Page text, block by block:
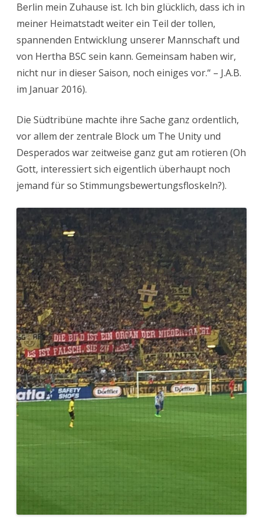
Berlin mein Zuhause ist. Ich bin glücklich, dass ich in
meiner Heimatstadt weiter ein Teil der tollen,
spannenden Entwicklung unserer Mannschaft und
von Hertha BSC sein kann. Gemeinsam haben wir,
nicht nur in dieser Saison, noch einiges vor.“ – J.A.B.
im Januar 2016).
Die Südtribüne machte ihre Sache ganz ordentlich,
vor allem der zentrale Block um The Unity und
Desperados war zeitweise ganz gut am rotieren (Oh
Gott, interessiert sich eigentlich überhaupt noch
jemand für so Stimmungsbewertungsfloskeln?).